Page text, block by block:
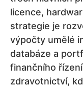
licence,
strategie je
výpočty umělé
databáze a
finančního
zdravotnictví,